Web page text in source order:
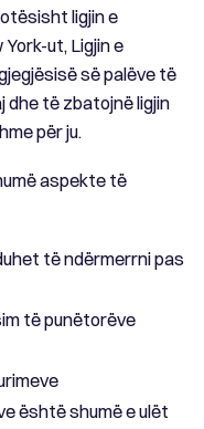
ligjin e
ut, Ligjin e
së palëve të
të zbatojnë ligjin
për ju.
aspekte të
të ndërmerrni pas
të punëtorëve
është shumë e ulët